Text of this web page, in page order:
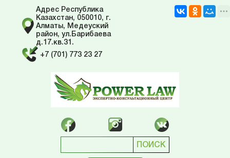
Адрес Республика
Казахстан, 050010, г.
Алматы, Медеуский
район, ул.Барибаева
д.17.кв.31.
+7 (701) 773 23 27